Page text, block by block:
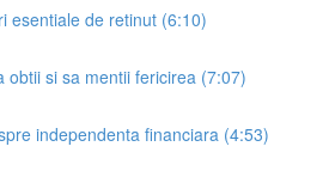
esentiale de retinut (6:10)
obtii si sa mentii fericirea (7:07)
independenta financiara (4:53)